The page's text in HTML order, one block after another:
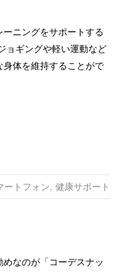
ニングをサポートする
ョギングや軽い運動など
体を維持することがで
ートフォン, 健康サポート
なのが「コーデスナッ